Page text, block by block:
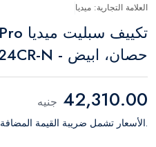
العلامة التجارية: ميديا
حصان، ابيض - MSC1T-24CR-N
42,310.00 جنيه
.الأسعار تشمل ضريبة القيمة المضافة